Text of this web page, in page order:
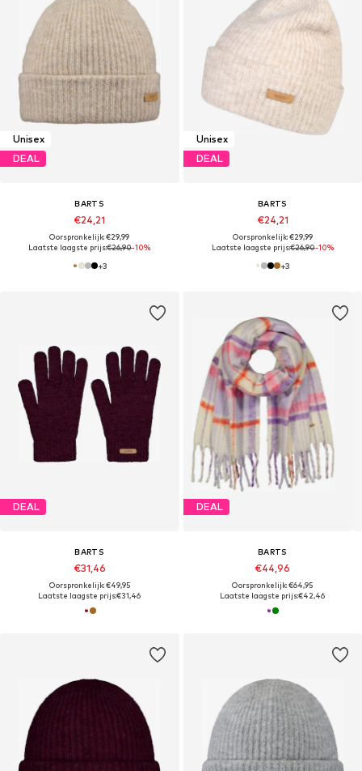
Unisex
DEAL
BARTS
€24,21
Oorspronkelijk: €29,99
Laatste laagste prijs:€26,90-10%
+3
Unisex
DEAL
BARTS
€24,21
Oorspronkelijk: €29,99
Laatste laagste prijs:€26,90-10%
+3
DEAL
BARTS
€31,46
Oorspronkelijk: €49,95
Laatste laagste prijs:€31,46
DEAL
BARTS
€44,96
Oorspronkelijk: €64,95
Laatste laagste prijs:€42,46